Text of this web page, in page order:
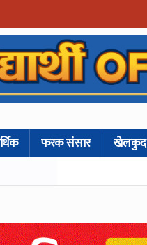
फरक संसार खेलकुद